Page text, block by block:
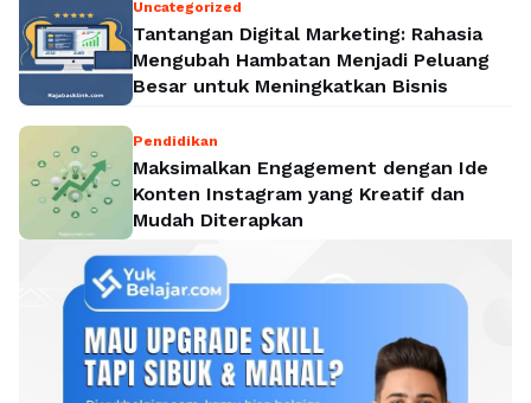
Uncategorized
Tantangan Digital Marketing: Rahasia
Mengubah Hambatan Menjadi Peluang
Besar untuk Meningkatkan Bisnis
Pendidikan
Maksimalkan Engagement dengan Ide
Konten Instagram yang Kreatif dan
Mudah Diterapkan